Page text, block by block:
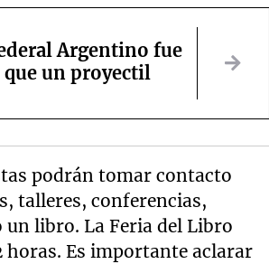
Argentino fue
que un proyectil
podrán tomar contacto
talleres, conferencias,
libro. La Feria del Libro
horas. Es importante aclarar